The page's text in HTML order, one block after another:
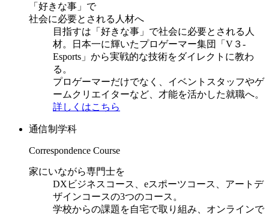
「好きな事」で
社会に必要とされる人材へ
目指すは「好きな事」で社会に必要とされる人
材。日本一に輝いたプロゲーマー集団「V３-
Esports」から実戦的な技術をダイレクトに教わ
る。
プロゲーマーだけでなく、イベントスタッフやゲ
ームクリエイターなど、才能を活かした就職へ。
詳しくはこちら
通信制学科
Correspondence Course
家にいながら専門士を
DXビジネスコース、eスポーツコース、アートデ
ザインコースの3つのコース。
学校からの課題を自宅で取り組み、オンラインで